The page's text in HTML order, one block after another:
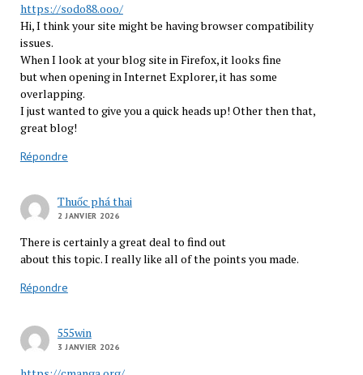
https://sodo88.ooo/
Hi, I think your site might be having browser compatibility
issues.
When I look at your blog site in Firefox, it looks fine
but when opening in Internet Explorer, it has some
overlapping.
I just wanted to give you a quick heads up! Other then that,
great blog!
Répondre
Thuốc phá thai
2 JANVIER 2026
There is certainly a great deal to find out
about this topic. I really like all of the points you made.
Répondre
555win
3 JANVIER 2026